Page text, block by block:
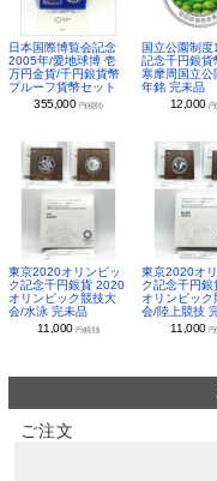
日本国際博覧会記念
2005年/愛地球博 壱
万円金貨/千円銀貨幣
プルーフ貨幣セット
355,000 円(税別)
国立公園制
記念千円銀貨
寒摩周国立公
年銘 完未品
12,000 円
東京2020オリンピッ
ク記念千円銀貨 2020
オリンピック競技大
会/水泳 完未品
11,000円(税別)
東京2020オ
ク記念千円
オリンピック
会/陸上競技
11,000 円
ご注文